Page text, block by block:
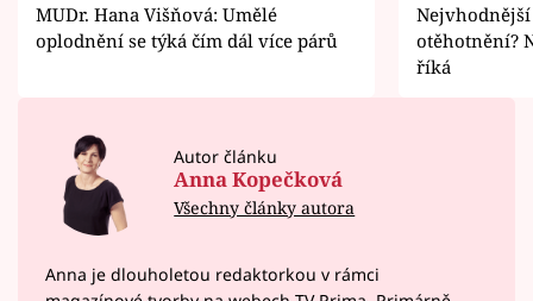
MUDr. Hana Višňová: Umělé
oplodnění se týká čím dál více párů
otěhotnění?
říká
Autor článku
Anna Kopečková
Všechny články autora
Anna je dlouholetou redaktorkou v rámci